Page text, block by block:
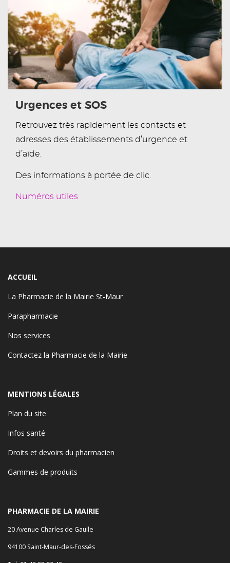
Urgences et SOS
Retrouvez très rapidement les contacts et
adresses des établissements d’urgence et
d’aide.
Des informations à portée de clic.
Numéros utiles
ACCUEIL
La Pharmacie de la Mairie St-Maur
Parapharmacie
Nos services
Contactez la Pharmacie de la Mairie
MENTIONS LÉGALES
Plan du site
Infos santé
Droits et devoirs du pharmacien
Gammes de produits
PHARMACIE DE LA MAIRIE
20 Avenue Charles de Gaulle
94100 Saint-Maur-des-Fossés